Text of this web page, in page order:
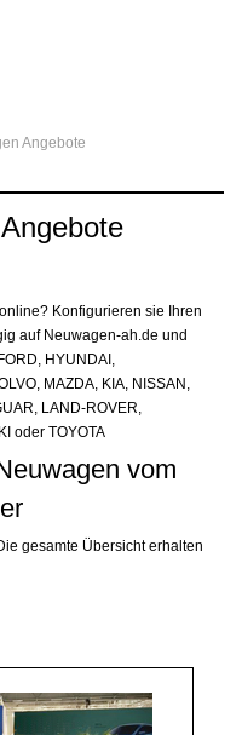
Angebote
Konfigurieren sie Ihren
auf Neuwagen-ah.de und
HYUNDAI,
MAZDA, KIA, NISSAN,
LAND-ROVER,
oder TOYOTA
vom
gesamte Übersicht erhalten